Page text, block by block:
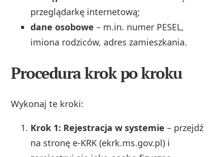
przeglądarkę internetową;
dane osobowe – m.in. numer PESEL,
imiona rodziców, adres zamieszkania.
Procedura krok po kroku
Wykonaj te kroki:
Krok 1: Rejestracja w systemie – przejdź
na stronę e-KRK (ekrk.ms.gov.pl) i